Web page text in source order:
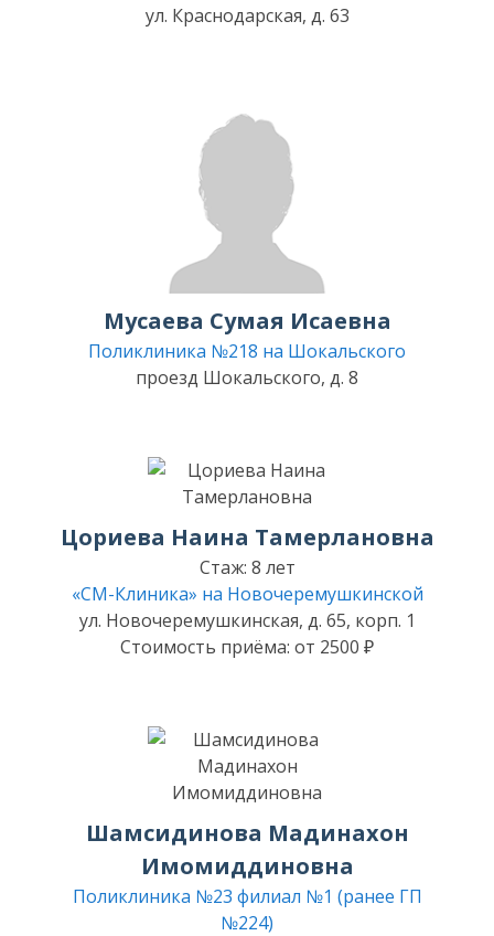
ул. Краснодарская, д. 63
Мусаева Сумая Исаевна
Поликлиника №218 на Шокальского
проезд Шокальского, д. 8
Цориева Наина Тамерлановна
Стаж: 8 лет
«СМ-Клиника» на Новочеремушкинской
ул. Новочеремушкинская, д. 65, корп. 1
Стоимость приёма: от 2500 ₽
Шамсидинова Мадинахон
Имомиддиновна
Поликлиника №23 филиал №1 (ранее ГП
№224)